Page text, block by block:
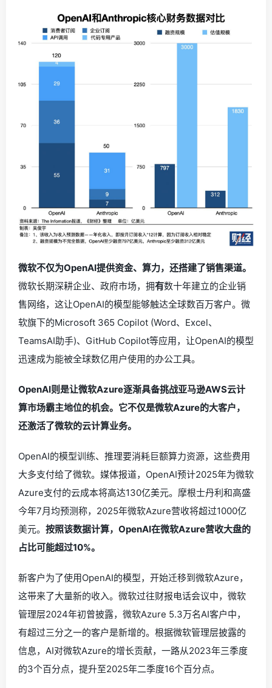
微软不仅为OpenAI提供资金、算力，还搭建了销售渠道。
微软长期深耕企业、政府市场，拥有数十年建立的企业销
售网络，这让OpenAI的模型能够触达全球数百万客户。微
软旗下的Microsoft 365 Copilot (Word、Excel、
TeamsAI助手)、GitHub Copilot等应用，让OpenAI的模型
迅速成为能被全球数亿用户使用的办公工具。
OpenAI则是让微软Azure逐渐具备挑战亚马逊AWS云计
算市场霸主地位的机会。它不仅是微软Azure的大客户，
还激活了微软的云计算业务。
OpenAI的模型训练、推理要消耗巨额算力资源，这些费用
大多支付给了微软。媒体报道，OpenAI预计2025年为微软
Azure支付的云成本将高达130亿美元。摩根士丹利和高盛
今年7月均预测称，2025年微软Azure营收将超过1000亿
美元。 按照该数据计算，OpenAI在微软Azure营收大盘的
占比可能超过10%。
新客户为了使用OpenAI的模型，开始迁移到微软Azure，
这带来了大量新的收入。微软过往财报电话会议中，微软
管理层2024年初曾披露，微软Azure 5.3万名AI客户中，
有超过三分之一的客户是新增的。根据微软管理层披露的
信息，AI对微软Azure的增长贡献，一路从2023年三季度
的3个百分点，提升至2025年二季度16个百分点。